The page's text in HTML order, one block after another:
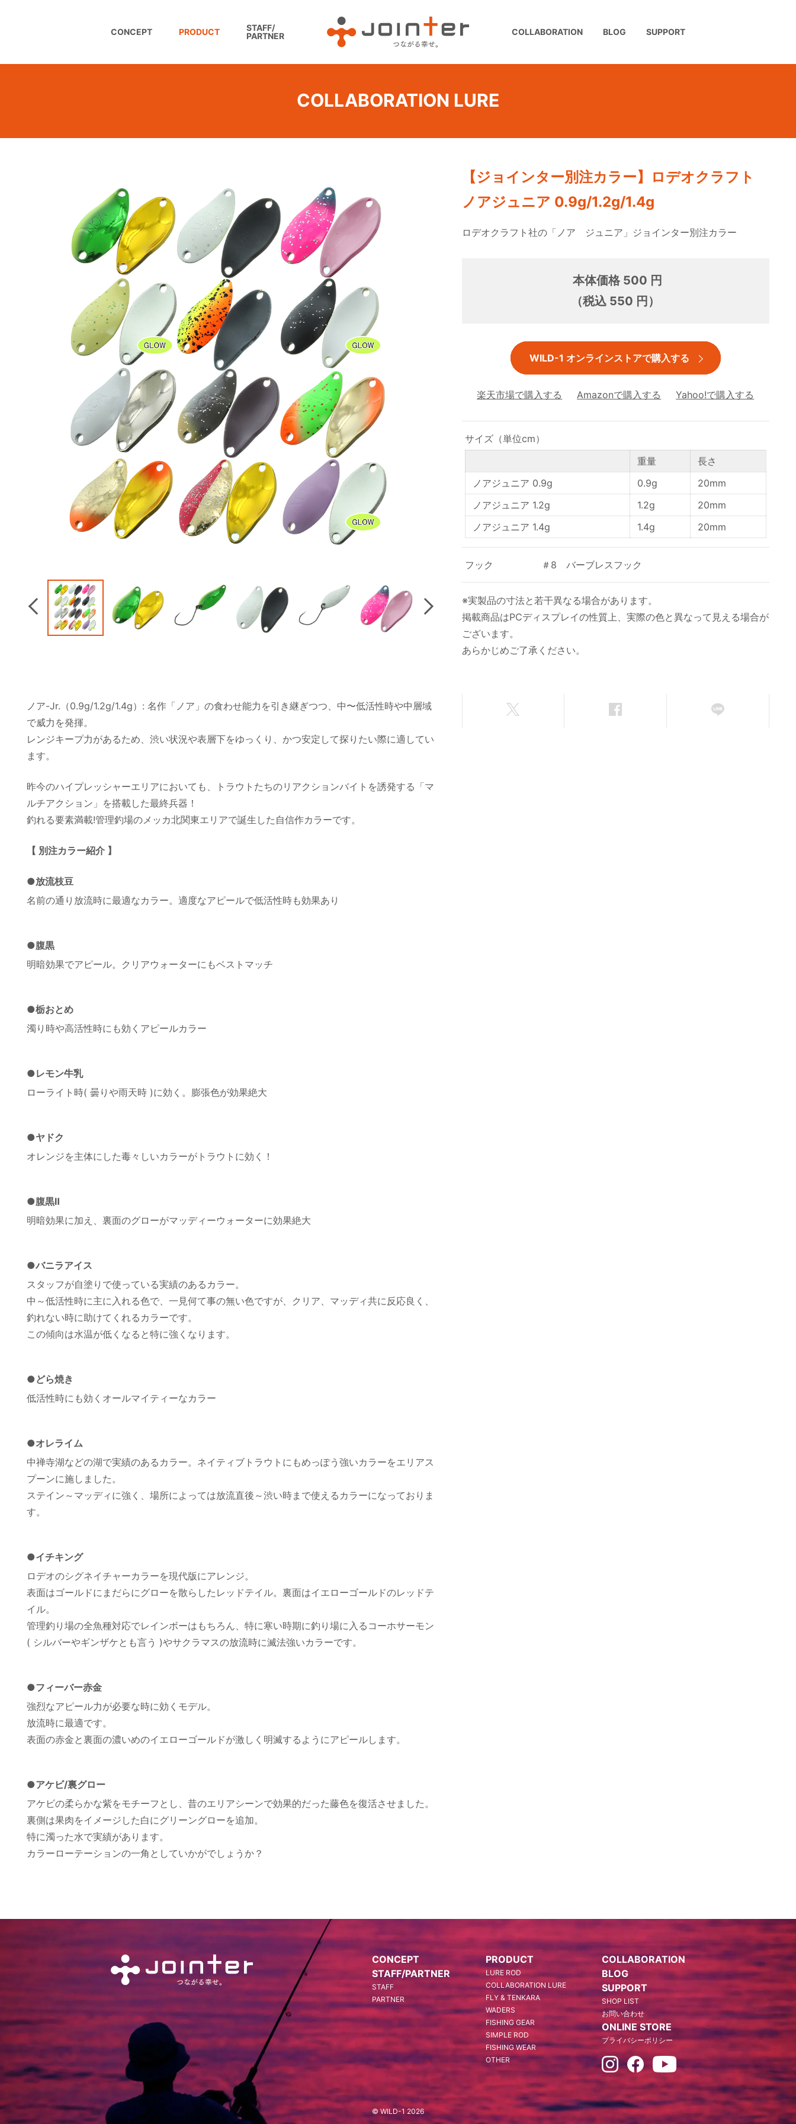
CONCEPT PRODUCT
STAFF/
PARTNER
COLLABORATION BLOG SUPPORT
COLLABORATION LURE
Previous
Next
【ジョインター別注カラー】ロデオクラフト
ノアジュニア 0.9g/1.2g/1.4g
ロデオクラフト社の「ノア ジュニア」ジョインター別注カラー
本体価格 500 円
（税込 550 円）
WILD-1 オンラインストアで購入する
楽天市場で購入する Amazonで購入する Yahoo!で購入する
サイズ（単位cm）
重量
長さ
ノアジュニア 0.9g
0.9g
20mm
ノアジュニア 1.2g
1.2g
20mm
ノアジュニア 1.4g
1.4g 20mm
フック ＃8 バーブレスフック
※実製品の寸法と若干異なる場合があります。
掲載商品はPCディスプレイの性質上、実際の色と異なって見える場合が
ございます。
あらかじめご了承ください。
ノア-Jr.（0.9g/1.2g/1.4g）: 名作「ノア」の食わせ能力を引き継ぎつつ、中〜低活性時や中層域
で威力を発揮。
レンジキープ力があるため、渋い状況や表層下をゆっくり、かつ安定して探りたい際に適してい
ます。
昨今のハイプレッシャーエリアにおいても、トラウトたちのリアクションバイトを誘発する「マ
ルチアクション」を搭載した最終兵器！
釣れる要素満載!管理釣場のメッカ北関東エリアで誕生した自信作カラーです。
【 別注カラー紹介 】
●放流枝豆
名前の通り放流時に最適なカラー。適度なアピールで低活性時も効果あり
●腹黒
明暗効果でアピール。クリアウォーターにもベストマッチ
●栃おとめ
濁り時や高活性時にも効くアピールカラー
●レモン牛乳
ローライト時( 曇りや雨天時 )に効く。膨張色が効果絶大
●ヤドク
オレンジを主体にした毒々しいカラーがトラウトに効く！
●腹黒Ⅱ
明暗効果に加え、裏面のグローがマッディーウォーターに効果絶大
●バニラアイス
スタッフが自塗りで使っている実績のあるカラー。
中～低活性時に主に入れる色で、一見何て事の無い色ですが、クリア、マッディ共に反応良く、
釣れない時に助けてくれるカラーです。
この傾向は水温が低くなると特に強くなります。
●どら焼き
低活性時にも効くオールマイティーなカラー
●オレライム
中禅寺湖などの湖で実績のあるカラー。ネイティブトラウトにもめっぽう強いカラーをエリアス
プーンに施しました。
ステイン～マッディに強く、場所によっては放流直後～渋い時まで使えるカラーになっておりま
す。
●イチキング
ロデオのシグネイチャーカラーを現代版にアレンジ。
表面はゴールドにまだらにグローを散らしたレッドテイル。裏面はイエローゴールドのレッドテ
イル。
管理釣り場の全魚種対応でレインボーはもちろん、特に寒い時期に釣り場に入るコーホサーモン
( シルバーやギンザケとも言う )やサクラマスの放流時に滅法強いカラーです。
●フィーバー赤金
強烈なアピール力が必要な時に効くモデル。
放流時に最適です。
表面の赤金と裏面の濃いめのイエローゴールドが激しく明滅するようにアピールします。
●アケビ/裏グロー
アケビの柔らかな紫をモチーフとし、昔のエリアシーンで効果的だった藤色を復活させました。
裏側は果肉をイメージした白にグリーングローを追加。
特に濁った水で実績があります。
カラーローテーションの一角としていかがでしょうか？
CONCEPT
STAFF/PARTNER
STAFF
PARTNER
PRODUCT
LURE ROD
COLLABORATION LURE
FLY & TENKARA
WADERS
FISHING GEAR
SIMPLE ROD
FISHING WEAR
OTHER
COLLABORATION
BLOG
SUPPORT
SHOP LIST
お問い合わせ
ONLINE STORE
プライバシーポリシー
© WILD-1 2026